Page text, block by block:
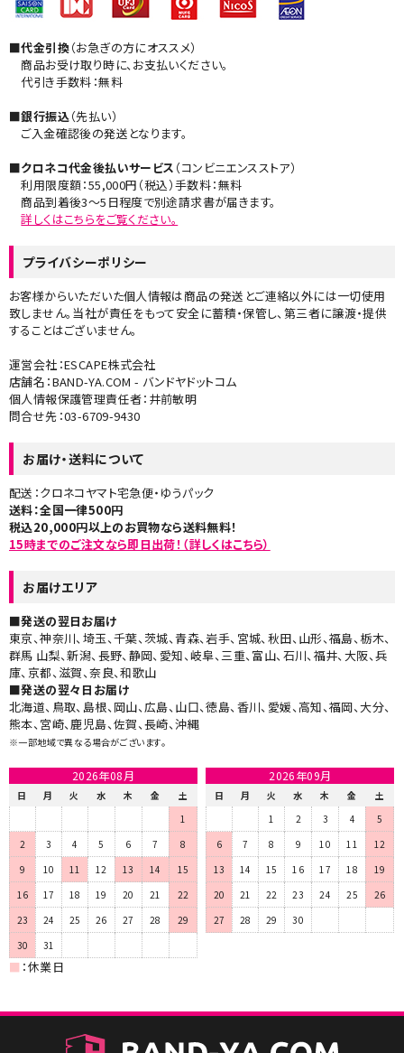
■代金引換（お急ぎの方にオススメ）
商品お受け取り時に、お支払いください。
代引き手数料：無料
■銀行振込（先払い）
ご入金確認後の発送となります。
■クロネコ代金後払いサービス （コンビニエンスストア）
利用限度額：55,000円（税込）手数料：無料
商品到着後3～5日程度で別途請求書が届きます。
詳しくはこちらをご覧ください。​
プライバシーポリシー
お客様からいただいた個人情報は商品の発送とご連絡以外には一切使用
致しません。当社が責任をもって安全に蓄積・保管し、第三者に譲渡・提供
することはございません。
運営会社：ESCAPE株式会社
店舗名：BAND-YA.COM - バンドヤドットコム
個人情報保護管理責任者：井前敏明
問合せ先：03-6709-9430
お届け・送料について
配送：クロネコヤマト宅急便・ゆうパック
送料：全国一律500円
税込20,000円以上のお買物なら送料無料！
15時までのご注文なら即日出荷！（詳しくはこちら）
お届けエリア
■発送の翌日お届け
東京、神奈川、埼玉、千葉、茨城、青森、岩手、宮城、秋田、山形、福島、栃木、
群馬 山梨、新潟、長野、静岡、愛知、岐阜、三重、富山、石川、福井、大阪、兵
庫、京都、滋賀、奈良、和歌山
■発送の翌々日お届け​
北海道、鳥取、島根、岡山、広島、山口、徳島、香川、愛媛、高知、福岡、大分、
熊本、宮崎、鹿児島、佐賀、長崎、沖縄
※一部地域で異なる場合がございます。
2026年08月
日 月 火 水 木 金
土
1
2
3 4 5 6 7
8
9
10 11 12 13 14
15
16
17 18 19 20 21
22
23
24 25 26 27 28
29
30
31
2026年09月
日 月 火 水 木 金
土
1
2 3 4
5
6
7 8 9 10 11
12
13
14 15 16 17 18
19
20
21 22 23 24 25
26
27
28 29 30
■ ：休業日